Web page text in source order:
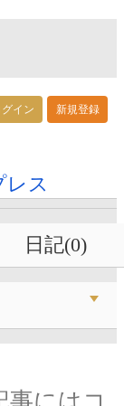
グイン 新規登録
レス
日記(0)
事にはコ